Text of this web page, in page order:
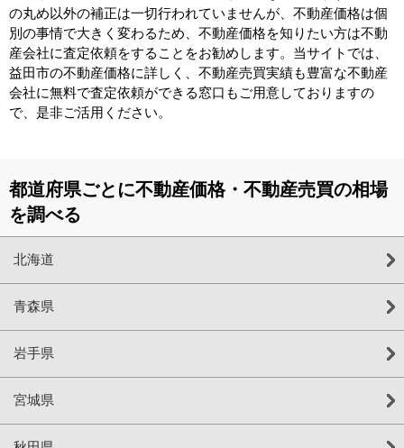
の丸め以外の補正は一切行われていませんが、不動産価格は個
別の事情で大きく変わるため、不動産価格を知りたい方は不動
産会社に査定依頼をすることをお勧めします。当サイトでは、
益田市の不動産価格に詳しく、不動産売買実績も豊富な不動産
会社に無料で査定依頼ができる窓口もご用意しておりますの
で、是非ご活用ください。
都道府県ごとに不動産価格・不動産売買の相場
を調べる
北海道
青森県
岩手県
宮城県